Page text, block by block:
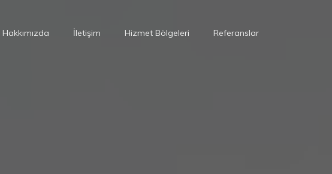
Hakkımızda İletişim Hizmet Bölgeleri Referanslar